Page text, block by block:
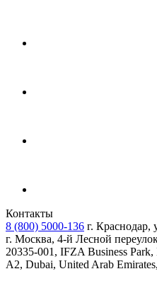
Контакты
8 (800) 5000-136 г. Краснодар,
г. Москва, 4-й Лесной
20335-001, IFZA Business
A2, Dubai, United Arab